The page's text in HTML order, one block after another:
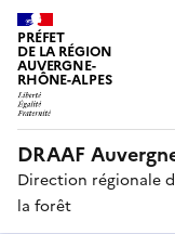
PRÉFET
DE LA RÉGION
AUVERGNE-
RHÔNE-ALPES
DRAAF
Direction régionale
la forêt